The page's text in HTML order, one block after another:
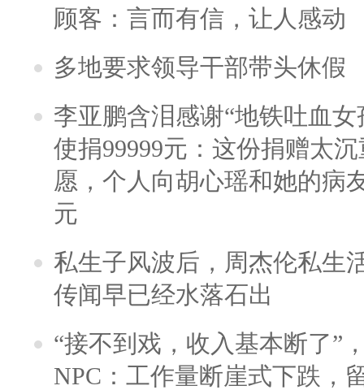
顾客：言而有信，让人感动
多地要求领导干部带头休假
李亚鹏含泪感谢“地铁吐血
使捐99999元：这份捐赠太
愿，个人向胡心瑶和她的病
元
私生子风波后，周杰伦私生
传闻早已经水落石出
“接不到戏，收入基本断了”
NPC：工作量断崖式下跌，